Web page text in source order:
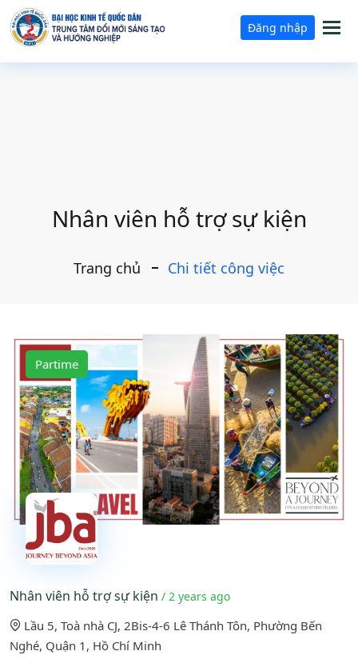
Đăng nhập
Nhân viên hỗ trợ sự kiện
Trang chủ Chi tiết công việc
Partime
Nhân viên hỗ trợ sự kiện / 2 years ago
Lầu 5, Toà nhà CJ, 2Bis-4-6 Lê Thánh Tôn, Phường Bến
Nghé, Quận 1, Hồ Chí Minh